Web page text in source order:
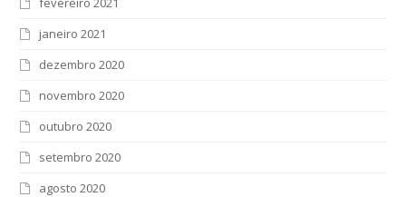
janeiro 2021
dezembro 2020
novembro 2020
outubro 2020
setembro 2020
agosto 2020